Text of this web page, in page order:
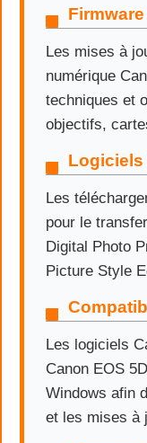
Les mises à
numérique
techniques et
objectifs,
Logiciels
Les
pour le
Digital Photo
Picture Style
Les logiciels
Canon EOS
Windows afin
et les mises à